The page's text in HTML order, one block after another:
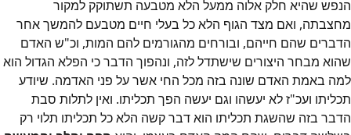
הנפש שהיא חלק אלוה ממעל הלא מטבעה תשתוקק למקור
מחצבתה, ואם מצד הגוף הלא כל בעלי חיים מטבעם להמשך אחר
הדברים שהם חייהם, ובורחים מהגורמים להם המות, וכ"ש האדם
שהוא מבחר היצורים שישתדל לזה, ונהפוך הדבר כי הפלא הגדול הוא
למה באמת האדם שונה בזה מכל החי אשר על פני האדמה. שיודע
תכליתו ועכ"ז לא יעשהו וגם יעשה הפך תכליתו. ואין לתלות סבת
הדבר בזה שהשגת תכליתו הוא דבר קשה הלא כל תכליתו תלוי רק